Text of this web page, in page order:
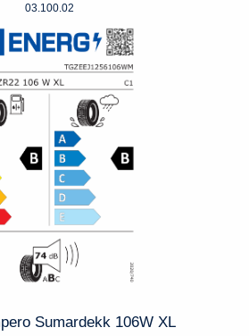
03.100.02
Sumardekk 106W XL